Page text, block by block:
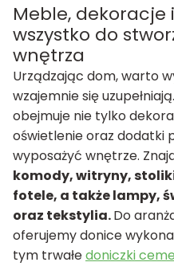
Meble, dekoracje
wszystko do
wnętrza
Urządzając dom, warto
wzajemnie się
obejmuje nie tylko
oświetlenie oraz dodatki
wyposażyć wnętrze.
komody, witryny,
fotele, a także lampy,
oraz tekstylia.Do
oferujemy donice
tym trwałedoniczki